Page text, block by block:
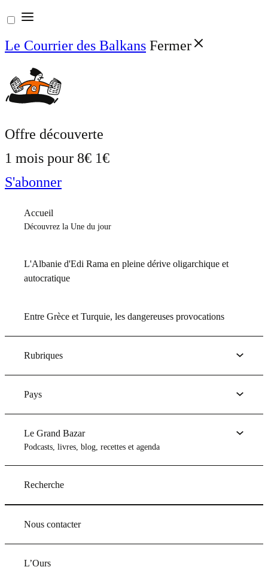
Aller
au
contenu
Le Courrier des Balkans Fermer
Offre découverte
1 mois pour 8€ 1€
S'abonner
Accueil
Découvrez la Une du jour
L'Albanie d'Edi Rama en pleine dérive oligarchique et
autocratique
Entre Grèce et Turquie, les dangereuses provocations
Rubriques
Pays
Le Grand Bazar
Podcasts, livres, blog, recettes et agenda
Recherche
Nous contacter
L’Ours